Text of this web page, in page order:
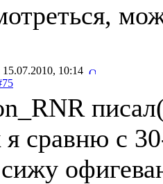
10:14
я сравню с